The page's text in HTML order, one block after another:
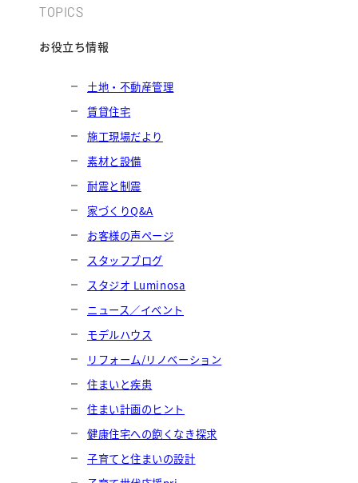
TOPICS
お役立ち情報
土地・不動産管理
賃貸住宅
施工現場だより
素材と設備
耐震と制震
家づくりQ&A
お客様の声ページ
スタッフブログ
スタジオ Luminosa
ニュース／イベント
モデルハウス
リフォーム/リノベーション
住まいと疾患
住まい計画のヒント
健康住宅への飽くなき探求
子育てと住まいの設計